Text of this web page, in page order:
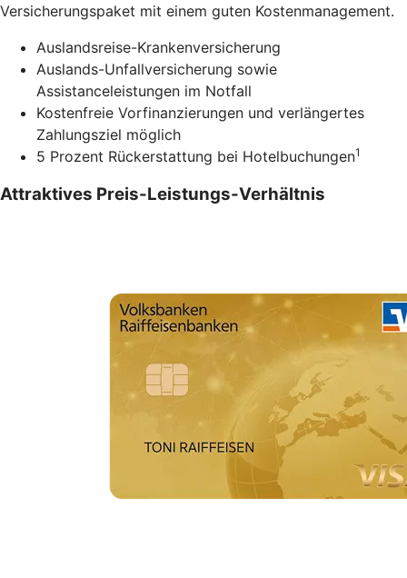
Versicherungspaket mit einem guten Kostenmanagement.
Auslandsreise-Krankenversicherung
Auslands-Unfallversicherung sowie
Assistanceleistungen im Notfall
Kostenfreie Vorfinanzierungen und verlängertes
Zahlungsziel möglich
5 Prozent Rückerstattung bei Hotelbuchungen1
Attraktives Preis-Leistungs-Verhältnis